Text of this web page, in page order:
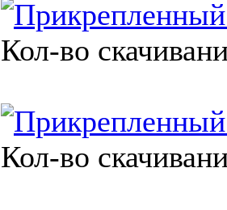
Кол-во
Кол-во